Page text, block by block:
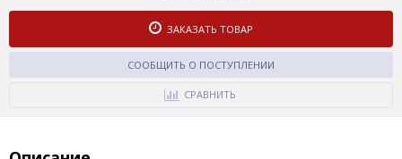
ЗАКАЗАТЬ ТОВАР
СООБЩИТЬ О ПОСТУПЛЕНИИ
СРАВНИТЬ